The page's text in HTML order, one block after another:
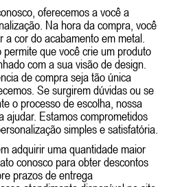
oferecemos a você a
Na hora da compra, você
cor do acabamento em metal.
que você crie um produto
com a sua visão de design.
de compra seja tão única
Se surgirem dúvidas ou se
o processo de escolha, nossa
ajudar. Estamos comprometidos
simples e satisfatória.
adquirir uma quantidade maior
conosco para obter descontos
prazos de entrega